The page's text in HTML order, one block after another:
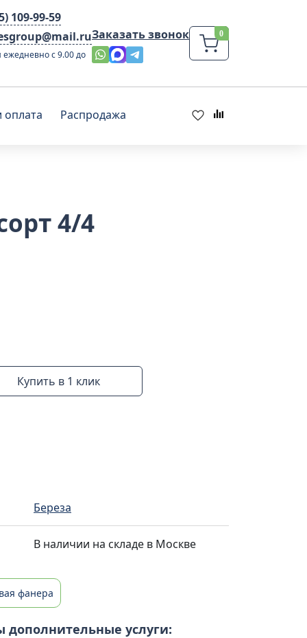
109-99-59
ежедневно с 9.00 до
Заказать звонок
оплата Распродажа
4/4
Купить в 1 клик
Береза
В наличии на складе в Москве
фанера
дополнительные услуги: